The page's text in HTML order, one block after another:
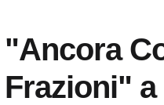
"Ancora
Frazioni"